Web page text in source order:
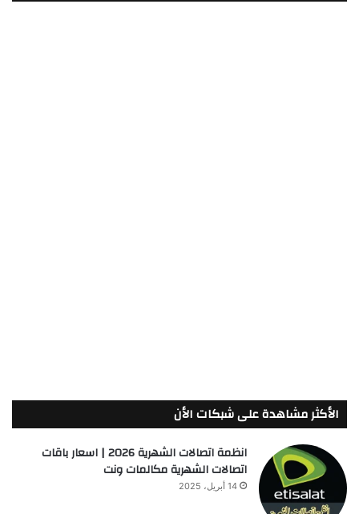
الأكثر مشاهدة على شبكات الأن
انظمة اتصالات الشهرية 2026 | اسعار باقات
اتصالات الشهرية مكالمات ونت
14 أبريل، 2025